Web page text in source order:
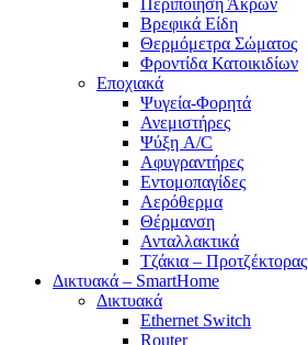
Βρεφικά Είδη
Θερμόμετρα Σώματος
Φροντίδα Κατοικιδίων
Εποχιακά
Ψυγεία-Φορητά
Ανεμιστήρες
Ψύξη A/C
Αφυγραντήρες
Εντομοπαγίδες
Αερόθερμα
Θέρμανση
Ανταλλακτικά
Τζάκια – Προτζέκτορας
Δικτυακά – SmartHome
Δικτυακά
Ethernet Switch
Router